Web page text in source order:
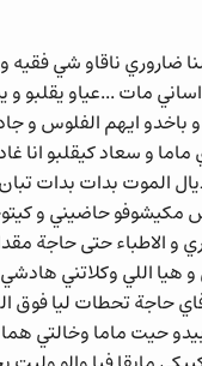
ضاروري ناقاو شي فقيه
مات ...عياو يقلبو و
باخدو ايهم الفلوس و
ماما و سعاد كيقلبو انا
الموت بدات بدات تبان
مكيشوفو حاضيني و
و الاطباء حتى حاجة
هيا اللي وكلاتني
حاجة تحطات ليا فوق
حيت ماما وخالتي هما